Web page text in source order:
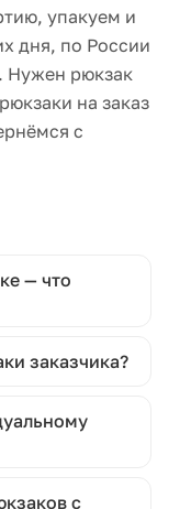
упакуем и
дня, по России
Нужен рюкзак
на заказ
с
— что
заказчика?
с